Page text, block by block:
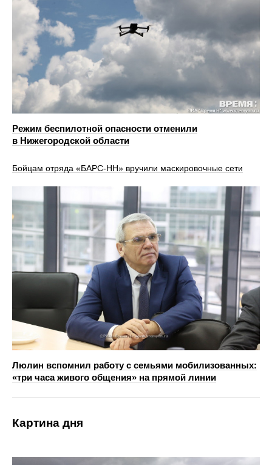
Режим беспилотной опасности отменили
в Нижегородской области
Бойцам отряда «БАРС-НН» вручили маскировочные сети
Люлин вспомнил работу с семьями мобилизованных:
«три часа живого общения» на прямой линии
Картина дня